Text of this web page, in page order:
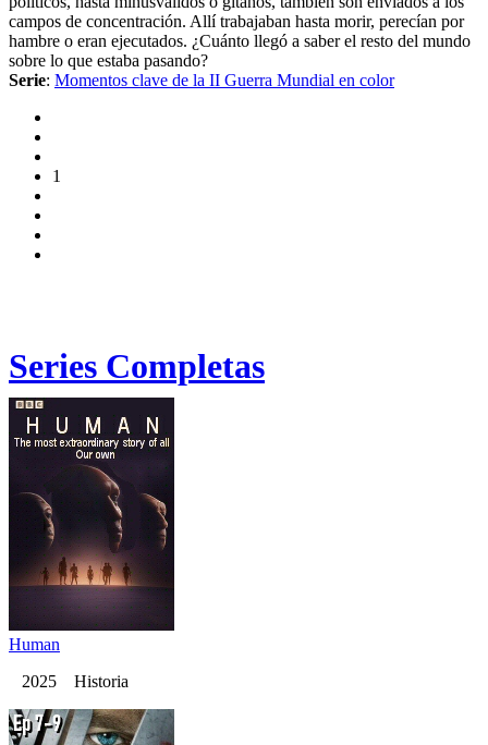
campos de concentración. Allí trabajaban hasta morir, perecían por
hambre o eran ejecutados. ¿Cuánto llegó a saber el resto del mundo
sobre lo que estaba pasando?
Serie: Momentos clave de la II Guerra Mundial en color
1
Series Completas
Human
2025 Historia